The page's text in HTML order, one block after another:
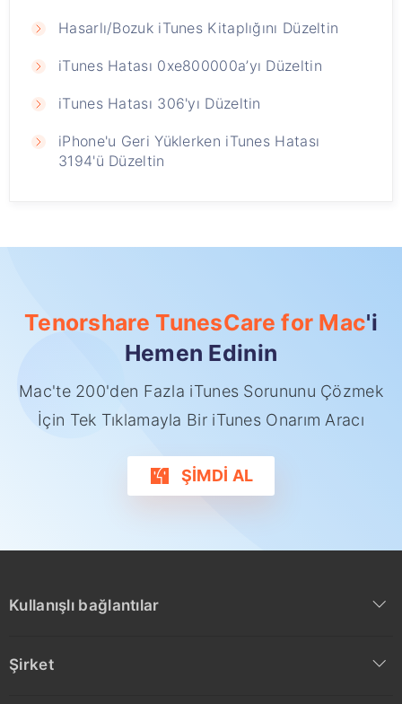
Hasarlı/Bozuk iTunes Kitaplığını Düzeltin
iTunes Hatası 0xe800000a’yı Düzeltin
iTunes Hatası 306'yı Düzeltin
iPhone'u Geri Yüklerken iTunes Hatası
3194'ü Düzeltin
Tenorshare TunesCare for Mac'i
Hemen Edinin
Mac'te 200'den Fazla iTunes Sorununu Çözmek
İçin Tek Tıklamayla Bir iTunes Onarım Aracı
ŞİMDİ AL
Kullanışlı bağlantılar
Şirket